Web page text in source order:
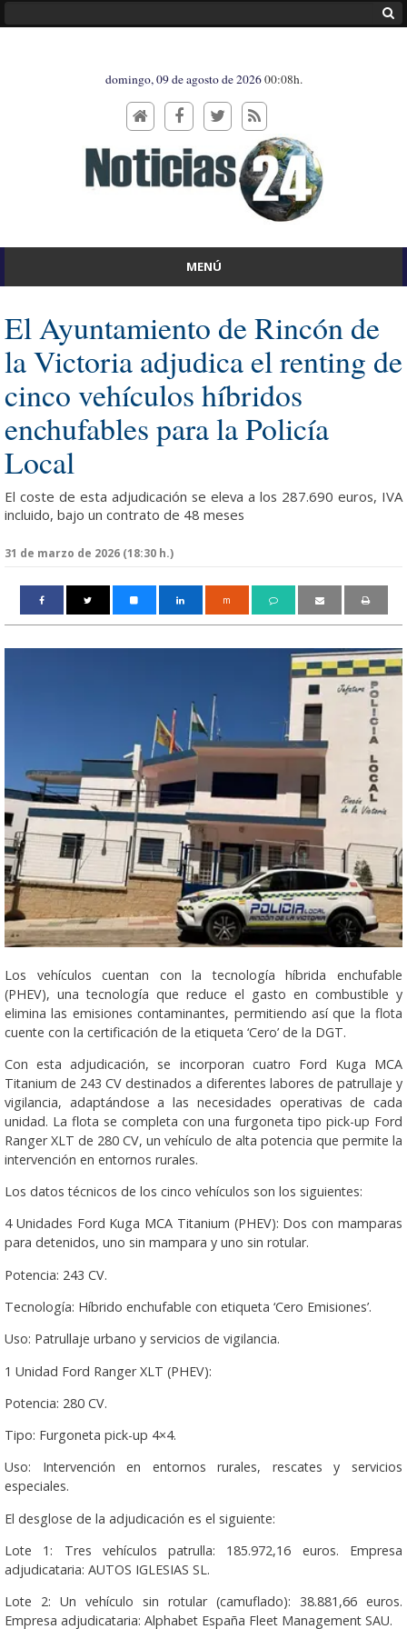
domingo, 09 de agosto de 202600:08h.
MENÚ
El Ayuntamiento de Rincón de
la Victoria adjudica el renting de
cinco vehículos híbridos
enchufables para la Policía
Local
El coste de esta adjudicación se eleva a los 287.690 euros, IVA
incluido, bajo un contrato de 48 meses
31 de marzo de 2026 (18:30 h.)
m
Los vehículos cuentan con la tecnología híbrida enchufable
(PHEV), una tecnología que reduce el gasto en combustible y
elimina las emisiones contaminantes, permitiendo así que la flota
cuente con la certificación de la etiqueta ‘Cero’ de la DGT.
Con esta adjudicación, se incorporan cuatro Ford Kuga MCA
Titanium de 243 CV destinados a diferentes labores de patrullaje y
vigilancia, adaptándose a las necesidades operativas de cada
unidad. La flota se completa con una furgoneta tipo pick-up Ford
Ranger XLT de 280 CV, un vehículo de alta potencia que permite la
intervención en entornos rurales.
Los datos técnicos de los cinco vehículos son los siguientes:
4 Unidades Ford Kuga MCA Titanium (PHEV): Dos con mamparas
para detenidos, uno sin mampara y uno sin rotular.
Potencia: 243 CV.
Tecnología: Híbrido enchufable con etiqueta ‘Cero Emisiones’.
Uso: Patrullaje urbano y servicios de vigilancia.
1 Unidad Ford Ranger XLT (PHEV):
Potencia: 280 CV.
Tipo: Furgoneta pick-up 4×4.
Uso: Intervención en entornos rurales, rescates y servicios
especiales.
El desglose de la adjudicación es el siguiente:
Lote 1: Tres vehículos patrulla: 185.972,16 euros. Empresa
adjudicataria: AUTOS IGLESIAS SL.
Lote 2: Un vehículo sin rotular (camuflado): 38.881,66 euros.
Empresa adjudicataria: Alphabet España Fleet Management SAU.